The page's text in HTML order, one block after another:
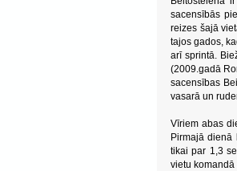
sacensībās
reizes šajā
tajos gados,
arī sprintā.
(2009.gadā
sacensības
vasarā un
Vīriem abas
Pirmajā dienā
tikai par 1,3
vietu